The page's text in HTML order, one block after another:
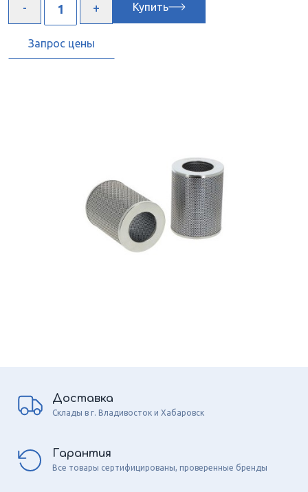
Купить
Запрос цены
Доставка
Склады в г. Владивосток и Хабаровск
Гарантия
Все товары сертифицированы, проверенные бренды